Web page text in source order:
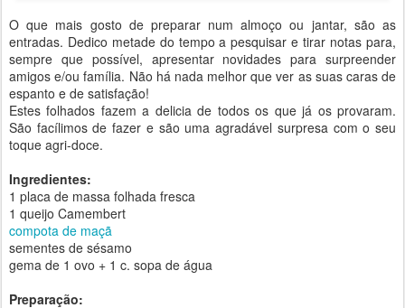
O que mais gosto de preparar num almoço ou jantar, são as
entradas. Dedico metade do tempo a pesquisar e tirar notas para,
sempre que possível, apresentar novidades para surpreender
amigos e/ou família. Não há nada melhor que ver as suas caras de
espanto e de satisfação!
Estes folhados fazem a delicia de todos os que já os provaram.
São facílimos de fazer e são uma agradável surpresa com o seu
toque agri-doce.
Ingredientes:
1 placa de massa folhada fresca
1 queijo Camembert
compota de maçã
sementes de sésamo
gema de 1 ovo + 1 c. sopa de água
Preparação: